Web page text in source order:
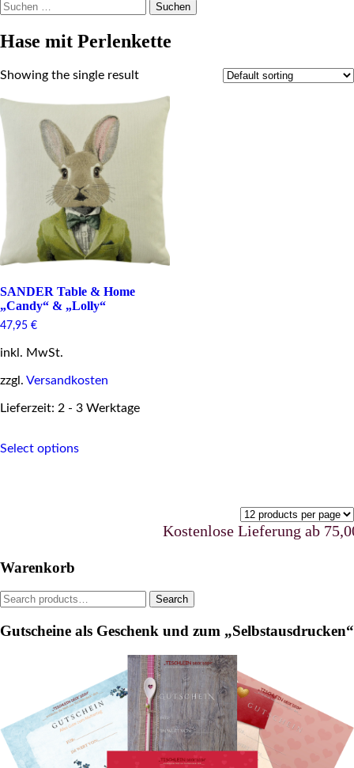
Suchen
Hase mit Perlenkette
Showing the single result
SANDER Table & Home
„Candy“ & „Lolly“
47,95 €
inkl. MwSt.
zzgl. Versandkosten
Lieferzeit: 2 - 3 Werktage
Select optionsproduct
the
page
Kostenlose Lieferung ab
Warenkorb
Search
Search
Gutscheine als Geschenk und zum „Selbstausdrucken“